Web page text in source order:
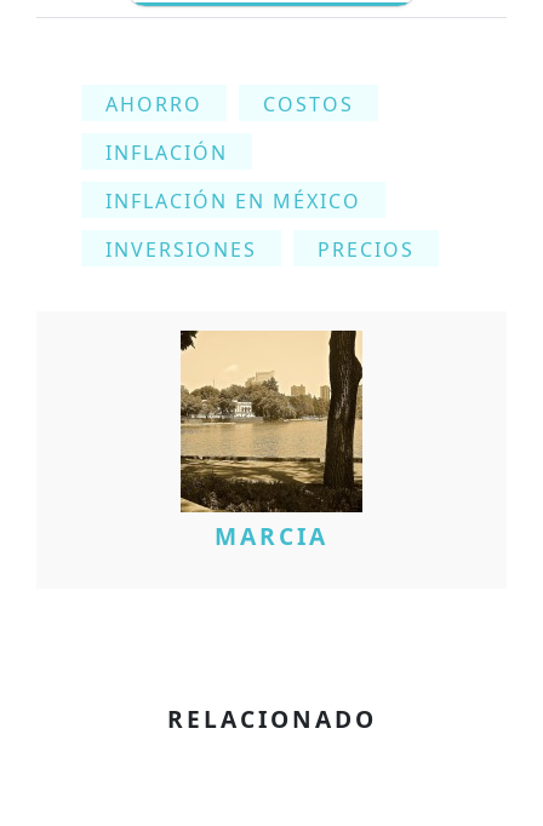
AHORRO
COSTOS
INFLACIÓN
INFLACIÓN EN MÉXICO
INVERSIONES
PRECIOS
MARCIA
RELACIONADO